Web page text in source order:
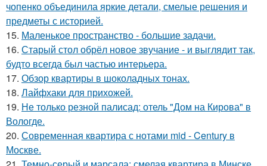
чопенко объединила яркие детали, смелые решения и
предметы с историей.
15. Маленькое пространство - большие задачи.
16. Старый стол обрёл новое звучание - и выглядит так,
будто всегда был частью интерьера.
17. Обзор квартиры в шоколадных тонах.
18. Лайфхаки для прихожей.
19. Не только резной палисад: отель "Дом на Кирова" в
Вологде.
20. Современная квартира с нотами mid - Century в
Москве.